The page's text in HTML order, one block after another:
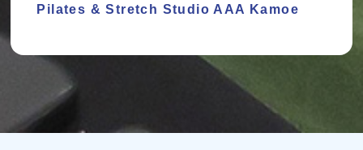
Pilates & Stretch Studio AAA Kamoe